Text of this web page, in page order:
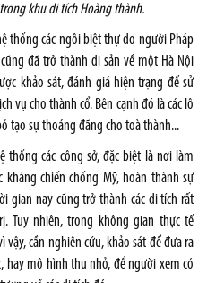
khu di tích Hoàng thành.
thống các ngôi biệt thự do người Pháp
đã trở thành di sản về một Hà Nội
khảo sát, đánh giá hiện trạng để sử
vụ cho thành cổ. Bên cạnh đó là các lô
tạo sự thoáng đãng cho toà thành...
thống các công sở, đặc biệt là nơi làm
kháng chiến chống Mỹ, hoàn thành sự
gian nay cũng trở thành các di tích rất
Tuy nhiên, trong không gian thực tế
cần nghiên cứu, khảo sát để đưa ra
mô hình thu nhỏ, để người xem có